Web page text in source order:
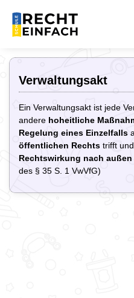
Verwaltungsakt
Ein Verwaltungsakt ist jede
andere hoheitliche
Regelung eines Einzelfalls
öffentlichen Rechts trifft
Rechtswirkung nach außen
des § 35 S. 1 VwVfG)